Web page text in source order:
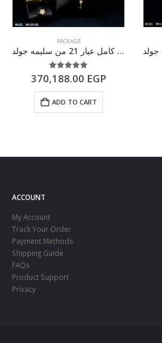
PACKAGE
طقم ذهب كامل عيار 21 من سليمه جولد
5.00out of 5
370,188.00 EGP
ADD TO CART
ACCOUNT
My Account
Track Your Order
Payment Methods
Shipping Guide
FAQs
Product Support
Privacy